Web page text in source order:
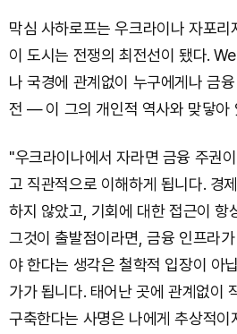
막심 사하로프는 우크라이나 자포
이 도시는 전쟁의 최전선이 됐다.
나 국경에 관계없이 누구에게나 금
전 — 이 그의 개인적 역사와 맞닿아
"우크라이나에서 자라면 금융 주권
고 직관적으로 이해하게 됩니다. 경
하지 않았고, 기회에 대한 접근이 항
그것이 출발점이라면, 금융 인프라
야 한다는 생각은 철학적 입장이 아
가가 됩니다. 태어난 곳에 관계없이
구축한다는 사명은 나에게 추상적이